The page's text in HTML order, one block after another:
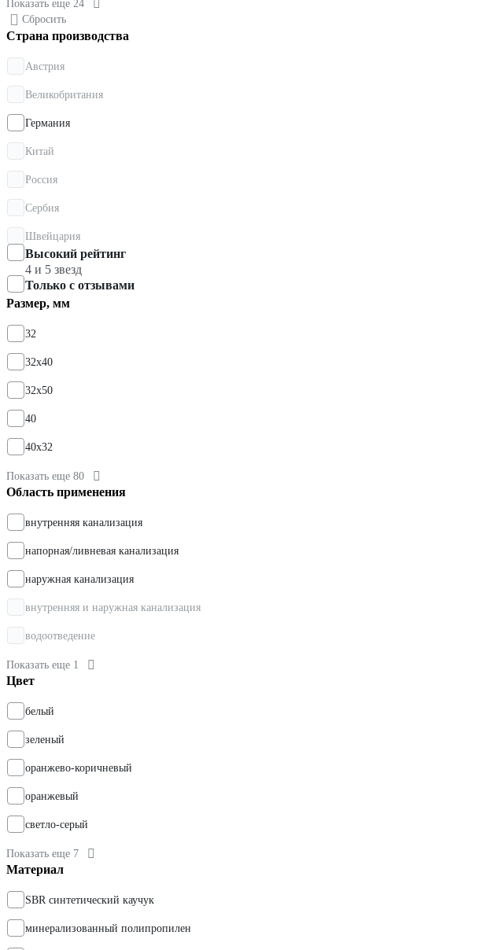
Показать еще 24
Сбросить
Страна производства
Австрия
Великобритания
Германия
Китай
Россия
Сербия
Швейцария
Высокий рейтинг
4 и 5 звезд
Только с отзывами
Размер, мм
32
32х40
32х50
40
40х32
Показать еще 80
Область применения
внутренняя канализация
напорная/ливневая канализация
наружная канализация
внутренняя и наружная канализация
водоотведение
Показать еще 1
Цвет
белый
зеленый
оранжево-коричневый
оранжевый
светло-серый
Показать еще 7
Материал
SBR синтетический каучук
минерализованный полипропилен